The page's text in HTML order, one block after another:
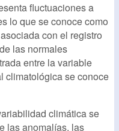
fluctuaciones a
lo que se conoce como
con el registro
las normales
entre la variable
climatológica se conoce
climática se
las anomalías, las